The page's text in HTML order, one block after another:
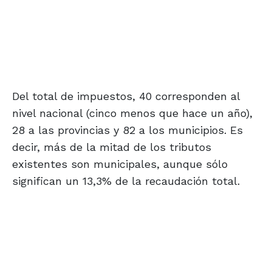
Del total de impuestos, 40 corresponden al
nivel nacional (cinco menos que hace un año),
28 a las provincias y 82 a los municipios. Es
decir, más de la mitad de los tributos
existentes son municipales, aunque sólo
significan un 13,3% de la recaudación total.